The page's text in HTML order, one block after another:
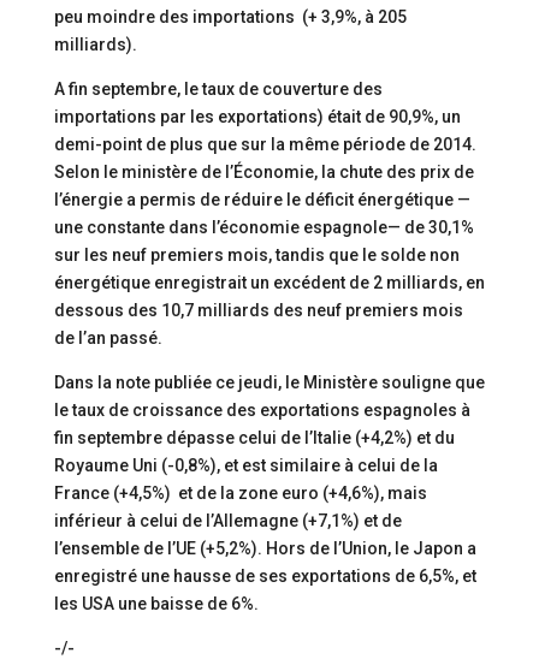
peu moindre des importations (+ 3,9%, à 205
milliards).
A fin septembre, le taux de couverture des
importations par les exportations) était de 90,9%, un
demi-point de plus que sur la même période de 2014.
Selon le ministère de l’Économie, la chute des prix de
l’énergie a permis de réduire le déficit énergétique —
une constante dans l’économie espagnole— de 30,1%
sur les neuf premiers mois, tandis que le solde non
énergétique enregistrait un excédent de 2 milliards, en
dessous des 10,7 milliards des neuf premiers mois
de l’an passé.
Dans la note publiée ce jeudi, le Ministère souligne que
le taux de croissance des exportations espagnoles à
fin septembre dépasse celui de l’Italie (+4,2%) et du
Royaume Uni (-0,8%), et est similaire à celui de la
France (+4,5%) et de la zone euro (+4,6%), mais
inférieur à celui de l’Allemagne (+7,1%) et de
l’ensemble de l’UE (+5,2%). Hors de l’Union, le Japon a
enregistré une hausse de ses exportations de 6,5%, et
les USA une baisse de 6%.
-/-